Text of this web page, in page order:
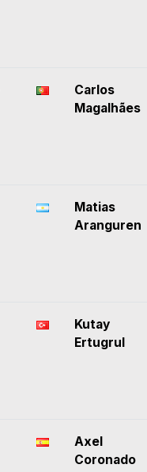
Carlos
Magalhães
Matias
Aranguren
Kutay
Ertugrul
Axel
Coronado